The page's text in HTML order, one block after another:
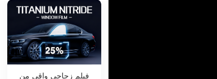
فيلم زجاجي واقي من